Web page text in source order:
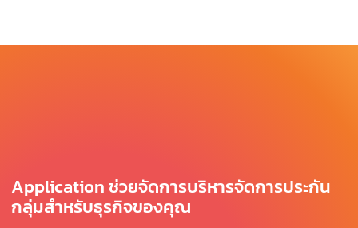
Application ช่วยจัดการบริหารจัดการประกัน
กลุ่มสำหรับธุรกิจของคุณ